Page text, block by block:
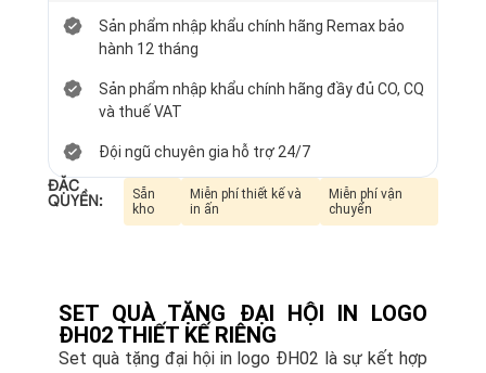
Sản phẩm nhập khẩu chính hãng Remax bảo
hành 12 tháng
Sản phẩm nhập khẩu chính hãng đầy đủ CO, CQ
và thuế VAT
Đội ngũ chuyên gia hỗ trợ 24/7
ĐẶC
QUYỀN:
Sẵn
kho
Miễn phí thiết kế và
in ấn
Miễn phí vận
chuyển
SET QUÀ TẶNG ĐẠI HỘI IN LOGO
ĐH02 THIẾT KẾ RIÊNG
Set quà tặng đại hội in logo ĐH02 là sự kết hợp